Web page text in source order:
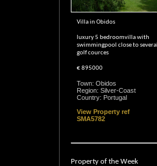
Villa in Obidos
luxury 5 bedroomvilla with
swimmingpool close to several
golf cources
€ 895000
Town: Obidos
Region: Silver-Coast
Country: Portugal
View Property ref
SMA5782
Property of the Week